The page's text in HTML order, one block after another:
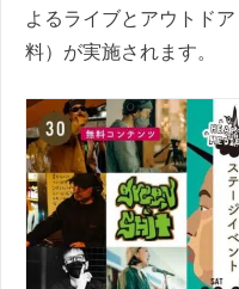
よるライブとアウトド
料）が実施されます。